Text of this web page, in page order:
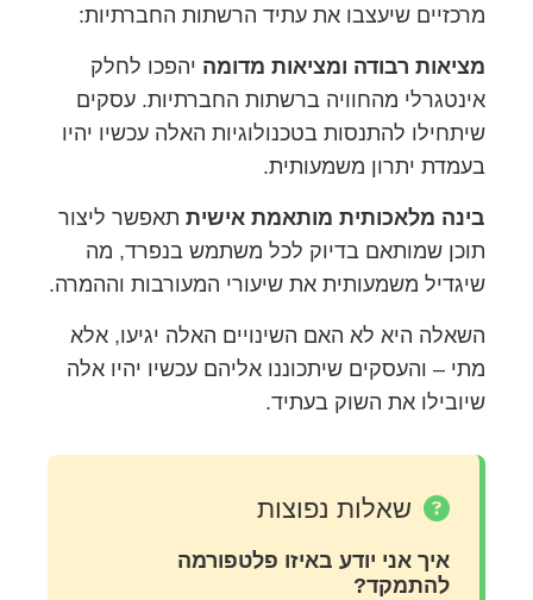
מרכזיים שיעצבו את עתיד הרשתות החברתיות:
מציאות רבודה ומציאות מדומה יהפכו לחלק
אינטגרלי מהחוויה ברשתות החברתיות. עסקים
שיתחילו להתנסות בטכנולוגיות האלה עכשיו יהיו
בעמדת יתרון משמעותית.
בינה מלאכותית מותאמת אישית תאפשר ליצור
תוכן שמותאם בדיוק לכל משתמש בנפרד, מה
שיגדיל משמעותית את שיעורי המעורבות וההמרה.
השאלה היא לא האם השינויים האלה יגיעו, אלא
מתי – והעסקים שיתכוננו אליהם עכשיו יהיו אלה
שיובילו את השוק בעתיד.
שאלות נפוצות
איך אני יודע באיזו פלטפורמה
להתמקד?